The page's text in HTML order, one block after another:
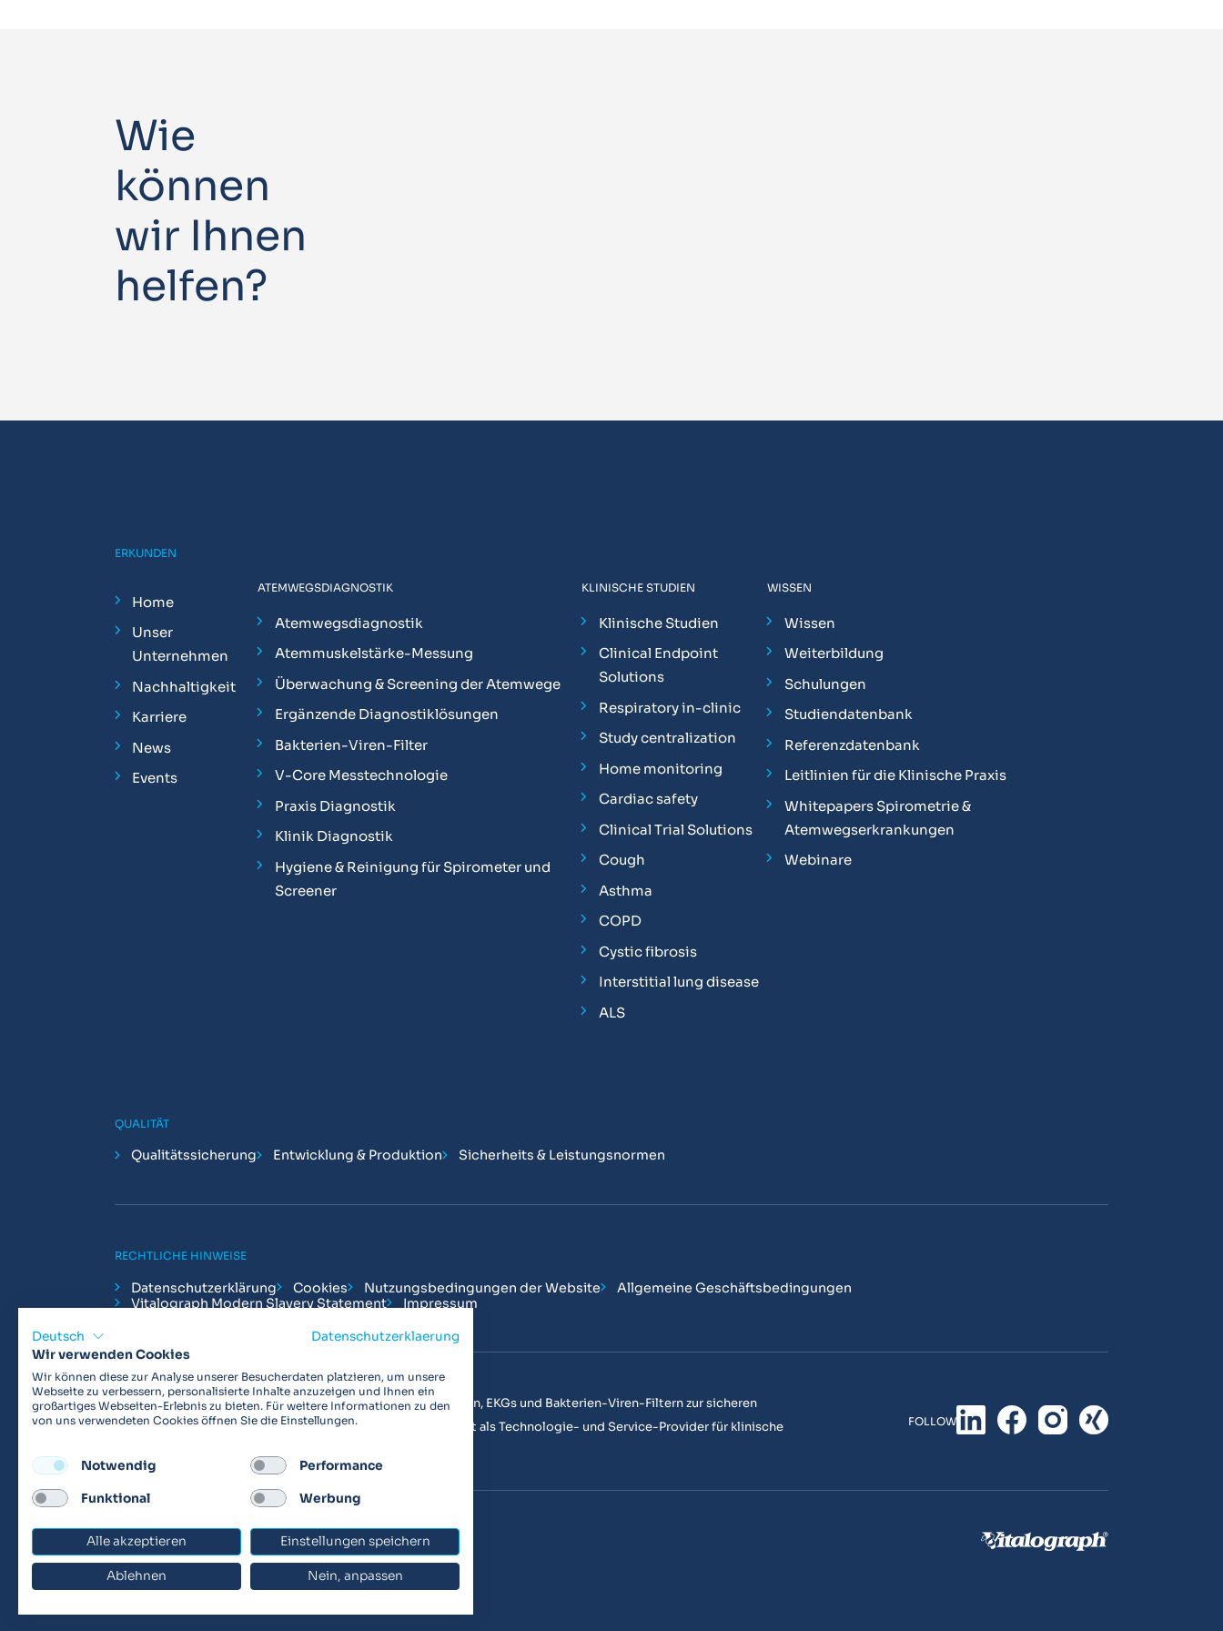
Wie
können
wir Ihnen
helfen?
ERKUNDEN
Home
Unser
Unternehmen
Nachhaltigkeit
Karriere
News
Events
ATEMWEGSDIAGNOSTIK
Atemwegsdiagnostik
Atemmuskelstärke-Messung
Überwachung & Screening der Atemwege
Ergänzende Diagnostiklösungen
Bakterien-Viren-Filter
V-Core Messtechnologie
Praxis Diagnostik
Klinik Diagnostik
Hygiene & Reinigung für Spirometer und
Screener
KLINISCHE STUDIEN
Klinische Studien
Clinical Endpoint
Solutions
Respiratory in-clinic
Study centralization
Home monitoring
Cardiac safety
Clinical Trial Solutions
Cough
Asthma
COPD
Cystic fibrosis
Interstitial lung disease
ALS
WISSEN
Wissen
Weiterbildung
Schulungen
Studiendatenbank
Referenzdatenbank
Leitlinien für die Klinische Praxis
Whitepapers Spirometrie &
Atemwegserkrankungen
Webinare
QUALITÄT
Qualitätssicherung Entwicklung & Produktion Sicherheits & Leistungsnormen
RECHTLICHE HINWEISE
Datenschutzerklärung Cookies Nutzungsbedingungen der Website
Allgemeine Geschäftsbedingungen
Vitalograph Modern Slavery Statement
Impressum
Vitalograph ist ein internationaler Hersteller von Spirometern, EKGs und Bakterien-Viren-Filtern zur sicheren
Lungenfunktionsdiagnostik. Darüber hinaus sind wir weltweit als Technologie- und Service-Provider für klinische
FOLLOW
© 2026 Vitalograph
Deutsch
Datenschutzerklaerung
Wir verwenden Cookies
Wir können diese zur Analyse unserer Besucherdaten platzieren, um unsere
Webseite zu verbessern, personalisierte Inhalte anzuzeigen und Ihnen ein
großartiges Webseiten-Erlebnis zu bieten. Für weitere Informationen zu den
von uns verwendeten Cookies öffnen Sie die Einstellungen.
Notwendig Performance
Funktional Werbung
Alle akzeptieren Einstellungen speichern
Ablehnen Nein, anpassen